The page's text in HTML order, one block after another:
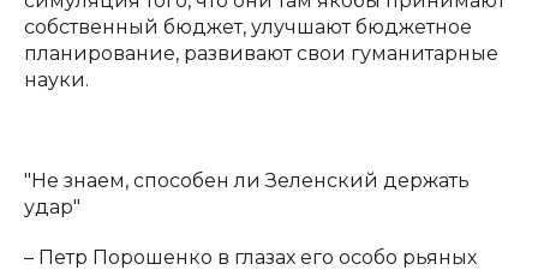
собственный бюджет, улучшают бюджетное
планирование, развивают свои гуманитарные
науки.
"Не знаем, способен ли Зеленский держать
удар"
– Петр Порошенко в глазах его особо рьяных